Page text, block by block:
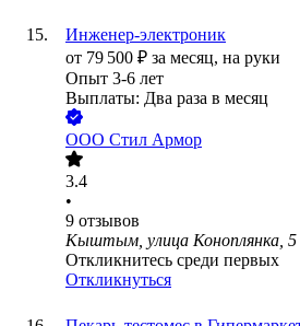
Инженер-электроник
от 79 500 ₽ за месяц, на руки
Опыт 3-6 лет
Выплаты: Два раза в месяц
ООО Стил Армор
3.4
•
9 отзывов
Кыштым, улица Коноплянка, 5
Откликнитесь среди первых
Откликнуться